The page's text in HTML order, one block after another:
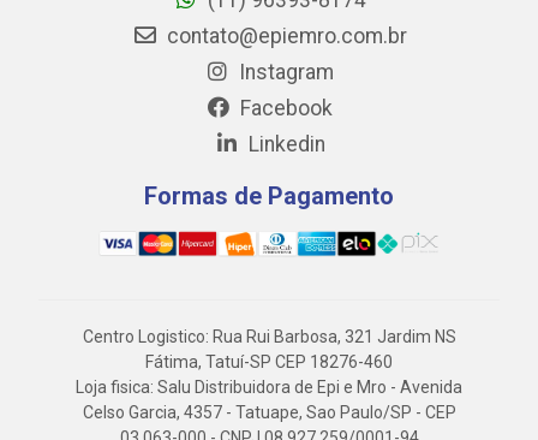
contato@epiemro.com.br
Instagram
Facebook
Linkedin
Formas de Pagamento
Centro Logistico: Rua Rui Barbosa, 321 Jardim NS
Fátima, Tatuí-SP CEP 18276-460
Loja fisica: Salu Distribuidora de Epi e Mro - Avenida
Celso Garcia, 4357 - Tatuape, Sao Paulo/SP - CEP